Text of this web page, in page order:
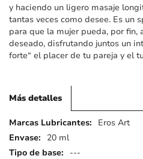
y haciendo un ligero masaje
tantas veces como desee. Es un
para que la mujer pueda, por fin,
deseado, disfrutando juntos un
forte“ el placer de tu pareja y el
Más detalles
Más
detalles
Eros Art
20 ml
---